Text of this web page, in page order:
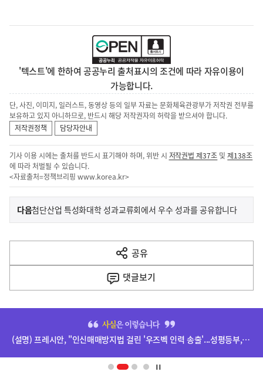
'텍스트'에 한하여 공공누리 출처표시의 조건에 따라 자유이용이
가능합니다.
단, 사진, 이미지, 일러스트, 동영상 등의 일부 자료는 문화체육관광부가 저작권 전부를
보유하고 있지 아니하므로, 반드시 해당 저작권자의 허락을 받으셔야 합니다.
저작권정책
담당자안내
기사 이용 시에는 출처를 반드시 표기해야 하며, 위반 시 저작권법 제37조 및제138조
에 따라 처벌될 수 있습니다.
<자료출처=정책브리핑 www.korea.kr>
이
전
다
음
다음기
사
첨단산업 특성화대학 성과교류회에서 우수 성과를 공유합니다
공유
열
기
댓글보기
(설명) 프레시안, "인신매매방지법 걸린 '우즈벡 인력 송출'...성평등부,노동·법무부에 개선 요청" 관련